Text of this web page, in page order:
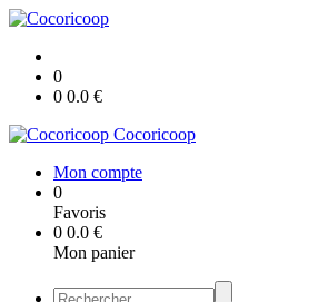
0
0 0.0 €
Cocoricoop
Mon compte
0
Favoris
0 0.0 €
Mon panier